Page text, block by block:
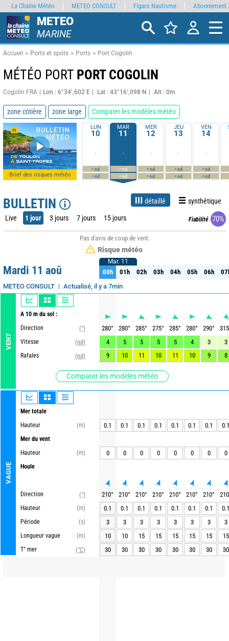
METEO
MARINE
Accueil Ports et spots Ports Port Cogolin
MÉTÉO PORT PORT COGOLIN
Cogolin FRA Lon : 6°34’,602 E Lat : 43°16’,098 N Alt : 0m
zone côtière zone large Comparer les modèles météo
Brief des risques météo
LUN
10
-
-nd
-nd
MAR
11
-
-nd
-nd
MER
12
-
-nd
-nd
JEU
13
-
-nd
-nd
VEN
14
-
-nd
-nd
BULLETIN détaillé synthétique
Live 1 jour 3 jours 7 jours 15 jours Fiabilité 70%
Pas d'avis de coup de vent.
Risque météo
Mardi 11 aoû
METEO CONSULT Actualisé, il y a 7min
VENT
A 10 m du sol :
Direction
(°)
Vitesse
(nd)
Rafales
(nd)
Comparer les modèles météo
VAGUE
Mer totale
Hauteur
(m)
Mer du vent
Hauteur
(m)
Houle
Direction
(°)
Hauteur
(m)
Période
(s)
Longueur vague
(m)
T° mer
(°C)
Mar. 11
00h 01h 02h 03h 04h 05h 06h
Mar. 11
00h 01h 02h 03h 04h 05h 06h
280° 280° 285° 275° 285° 280° 290°
315
4
5 5 5 5 4 3
3
9
10 11 10 11 10 9 8
0.1 0.1 0.1 0.1 0.1 0.1 0.1 0.1
0 0 0 0 0 0 0 0
210° 210° 210° 210° 210° 210° 210°
210
0.1
0.1 0.1 0.1 0.1 0.1 0.1
0.1
3
3 3 3 3 3 3
3
10
10 15 15 15 15 15
15
30
30 30 30 30 30 30 30
La Chaîne Météo METEO CONSULT Figaro Nautisme Abonnement